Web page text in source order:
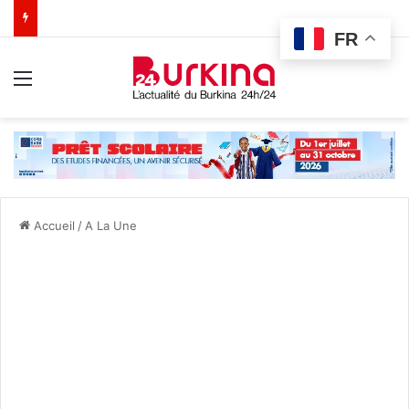
Accueil / A La Une
FR